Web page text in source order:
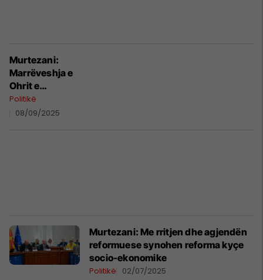
Murtezani:
Marrëveshja e
Ohrit e
shndërroi
Maqedoninë e
Politikë
08/09/2025
Murtezani: Me rritjen dhe agjendën
reformuese synohen reforma kyçe
socio-ekonomike
Politikë 02/07/2025